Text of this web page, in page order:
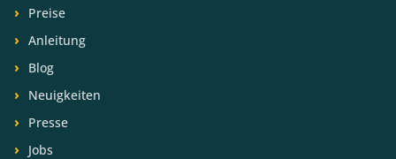
Preise
Anleitung
Blog
Neuigkeiten
Presse
Jobs